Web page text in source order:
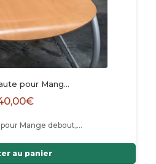
pour Mang…
€
Mange debout,…
au panier